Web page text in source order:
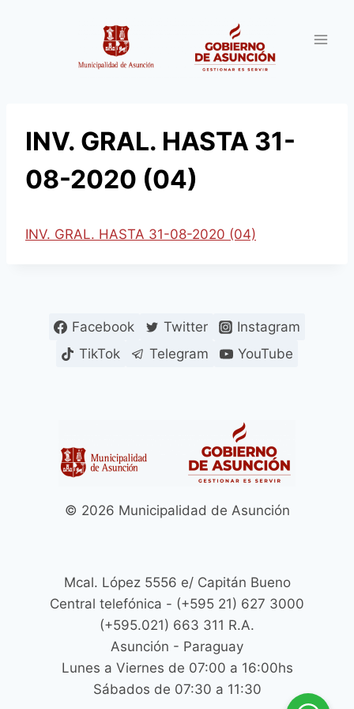
INV. GRAL. HASTA 31-
08-2020 (04)
INV. GRAL. HASTA 31-08-2020 (04)
Facebook Twitter
Instagram
TikTok
Telegram YouTube
© 2026 Municipalidad de Asunción
Mcal. López 5556 e/ Capitán Bueno
Central telefónica - (+595 21) 627 3000
(+595.021) 663 311 R.A.
Asunción - Paraguay
Lunes a Viernes de 07:00 a 16:00hs
Sábados de 07:30 a 11:30